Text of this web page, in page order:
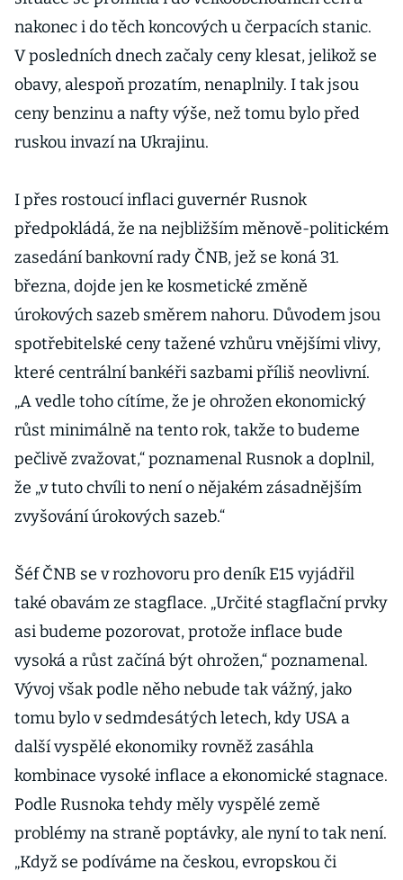
nakonec i do těch koncových u čerpacích stanic.
V posledních dnech začaly ceny klesat, jelikož se
obavy, alespoň prozatím, nenaplnily. I tak jsou
ceny benzinu a nafty výše, než tomu bylo před
ruskou invazí na Ukrajinu.
I přes rostoucí inflaci guvernér Rusnok
předpokládá, že na nejbližším měnově-politickém
zasedání bankovní rady ČNB, jež se koná 31.
března, dojde jen ke kosmetické změně
úrokových sazeb směrem nahoru. Důvodem jsou
spotřebitelské ceny tažené vzhůru vnějšími vlivy,
které centrální bankéři sazbami příliš neovlivní.
„A vedle toho cítíme, že je ohrožen ekonomický
růst minimálně na tento rok, takže to budeme
pečlivě zvažovat,“ poznamenal Rusnok a doplnil,
že „v tuto chvíli to není o nějakém zásadnějším
zvyšování úrokových sazeb.“
Šéf ČNB se v rozhovoru pro deník E15 vyjádřil
také obavám ze stagflace. „Určité stagflační prvky
asi budeme pozorovat, protože inflace bude
vysoká a růst začíná být ohrožen,“ poznamenal.
Vývoj však podle něho nebude tak vážný, jako
tomu bylo v sedmdesátých letech, kdy USA a
další vyspělé ekonomiky rovněž zasáhla
kombinace vysoké inflace a ekonomické stagnace.
Podle Rusnoka tehdy měly vyspělé země
problémy na straně poptávky, ale nyní to tak není.
„Když se podíváme na českou, evropskou či